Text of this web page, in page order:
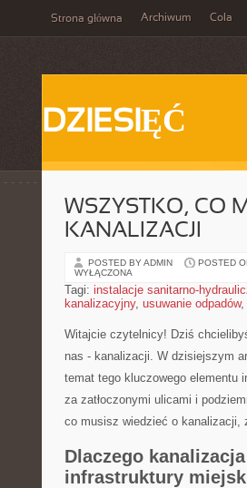
Strona główna Archiwum Cola
DZIESIĘĆ
WSZYSTKO, CO
KANALIZACJI
POSTED BY ADMIN
POSTED
WYŁĄCZONA
Tagi: instalacje sanitarno-
kanalizacyjny, usuwanie odpadów,
Witajcie czytelnicy! Dziś
nas⁤ -‍ kanalizacji. W dzisiejszym
temat‌ tego kluczowego elementu‍
za zatłoczonymi ulicami​ i
co musisz wiedzieć o⁣ kanalizacji,
Dlaczego
infrastruktury